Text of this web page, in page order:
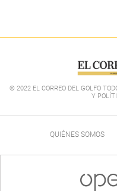
© 2022 EL CORREO DEL GOLFO
Y
QUIÉNES SOMOS